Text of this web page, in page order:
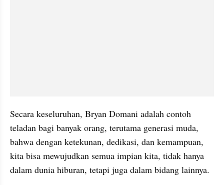
Secara keseluruhan, Bryan Domani adalah contoh
teladan bagi banyak orang, terutama generasi muda,
bahwa dengan ketekunan, dedikasi, dan kemampuan,
kita bisa mewujudkan semua impian kita, tidak hanya
dalam dunia hiburan, tetapi juga dalam bidang lainnya.